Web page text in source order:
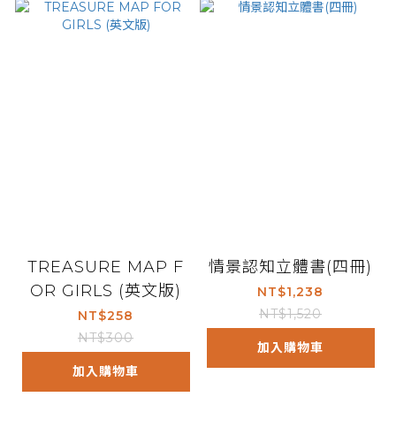
TREASURE MAP F
OR GIRLS (英文版)
NT$258
NT$300
加入購物車
情景認知立體書(四冊)
NT$1,238
NT$1,520
加入購物車